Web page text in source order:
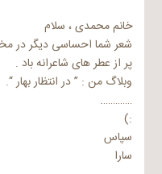
خانم محمدی ، سلام
شعر شما احساسی دیگر در
پر از عطر های شاعرانه باد .
وبلاگ من : ” در انتظار بهار “.
………….
:)
سپاس
سارا